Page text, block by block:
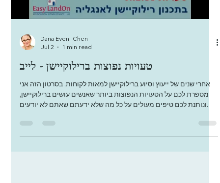
Dana Even- Chen
Jul 2
1 min read
טעויות נפוצות ברילוקיישן - לייב
אחרי שנים של ייעוץ וסיוע ברילוקיישן למאות לקוחות, בסרטון הזה אני
מספרת לכם על הטעויות הנפוצות ביותר שאנשים עושים ברילוקיישן,
ונותנת לכם טיפים מעולים על כל מה שלא ידעתם שאתם לא יודעים.